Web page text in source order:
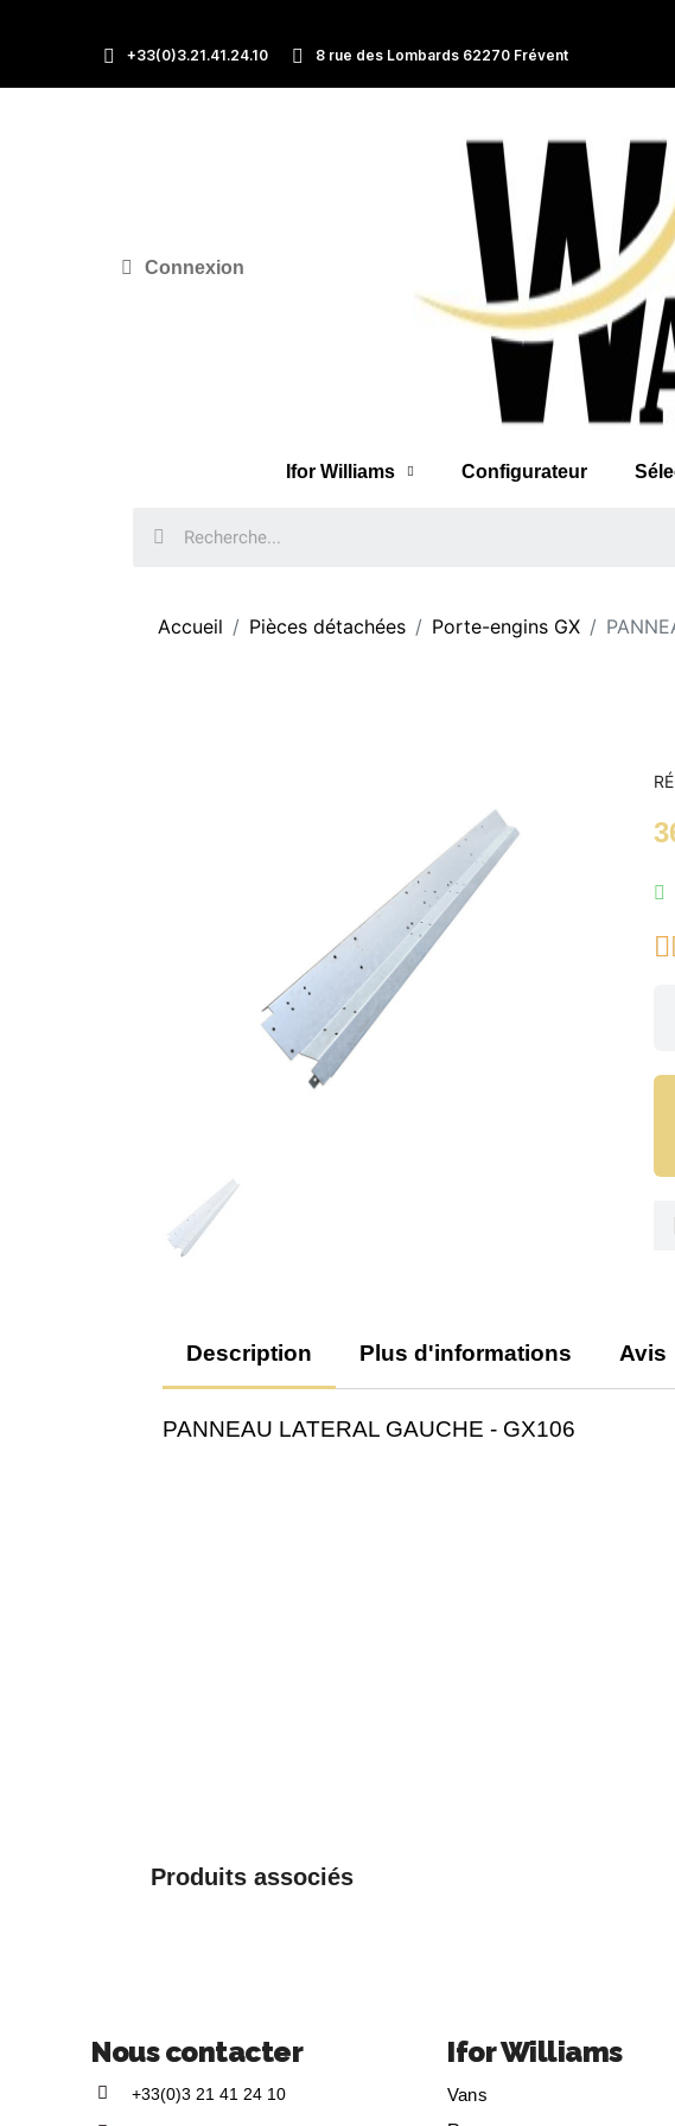
+33(0)3.21.41.24.10 8 rue des Lombards 62270 Frévent
Connexion
Ifor Williams Configurateur
Accueil Pièces détachées Porte-engins GX

Description Plus d'informations Avis
PANNEAU LATERAL GAUCHE - GX106
Produits associés
Nous contacter
+33(0)3 21 41 24 10
Ifor Williams
Vans